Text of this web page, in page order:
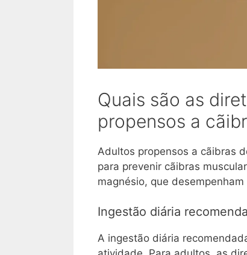
Quais são as
propensos a
Adultos propensos a cãibras
para prevenir cãibras
magnésio, que
Ingestão diária
A ingestão diária